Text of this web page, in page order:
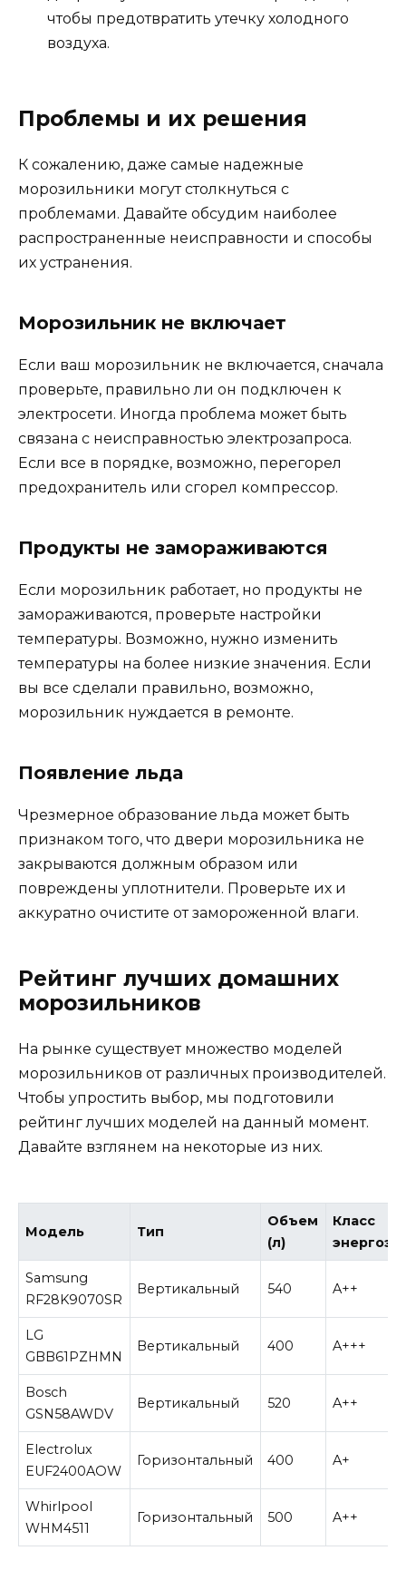
чтобы предотвратить утечку холодного
воздуха.
Проблемы и их решения
К сожалению, даже самые надежные
морозильники могут столкнуться с
проблемами. Давайте обсудим наиболее
распространенные неисправности и способы
их устранения.
Морозильник не включает
Если ваш морозильник не включается, сначала
проверьте, правильно ли он подключен к
электросети. Иногда проблема может быть
связана с неисправностью электрозапроса.
Если все в порядке, возможно, перегорел
предохранитель или сгорел компрессор.
Продукты не замораживаются
Если морозильник работает, но продукты не
замораживаются, проверьте настройки
температуры. Возможно, нужно изменить
температуры на более низкие значения. Если
вы все сделали правильно, возможно,
морозильник нуждается в ремонте.
Появление льда
Чрезмерное образование льда может быть
признаком того, что двери морозильника не
закрываются должным образом или
повреждены уплотнители. Проверьте их и
аккуратно очистите от замороженной влаги.
Рейтинг лучших домашних
морозильников
На рынке существует множество моделей
морозильников от различных производителей.
Чтобы упростить выбор, мы подготовили
рейтинг лучших моделей на данный момент.
Давайте взглянем на некоторые из них.
Модель Тип
Объем
(л)
Класс
Samsung
RF28K9070SR
Вертикальный 540 A++
LG
GBB61PZHMN
Вертикальный 400 A+++
Bosch
GSN58AWDV
Вертикальный 520 A++
Electrolux
EUF2400AOW
Горизонтальный 400 A+
Whirlpool
WHM4511
Горизонтальный 500 A++